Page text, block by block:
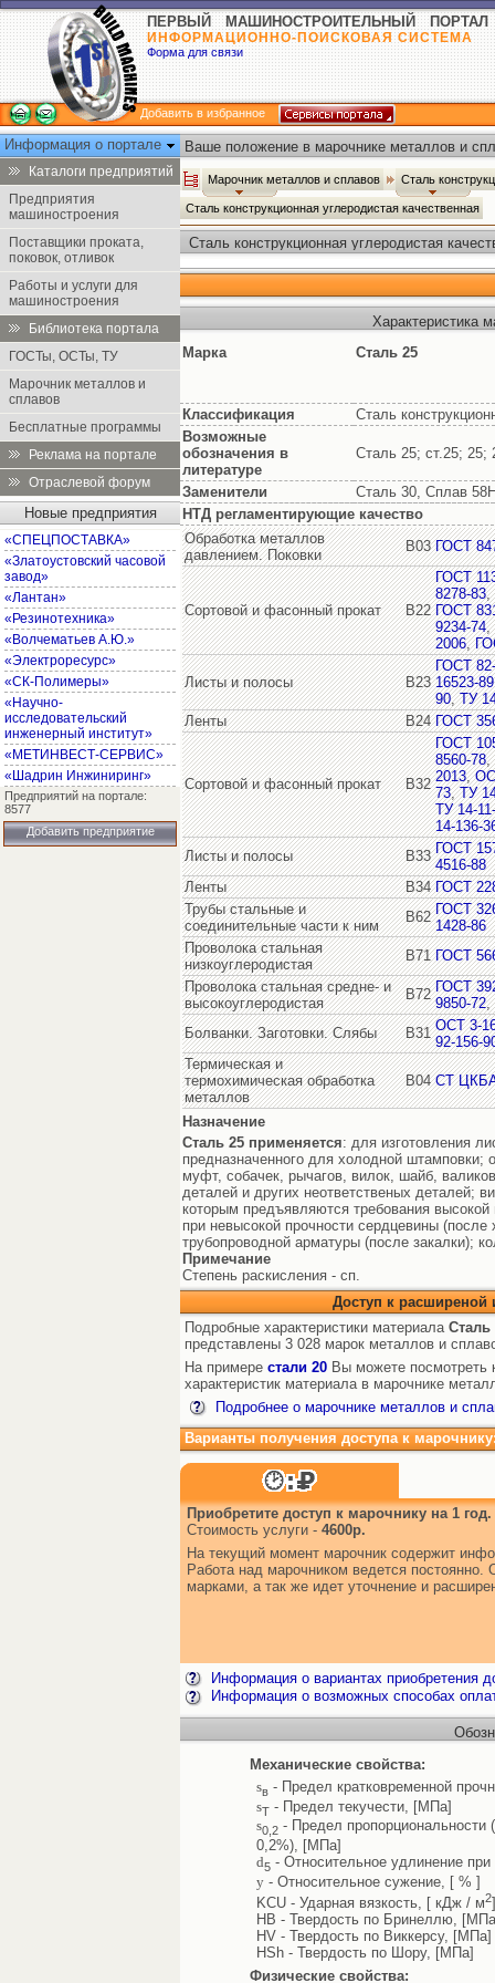
ПЕРВЫЙ МАШИНОСТРОИТЕЛЬНЫЙ ПОРТАЛ
ИНФОРМАЦИОННО-ПОИСКОВАЯ СИСТЕМА
Форма для связи
Добавить в избранное
Информация о портале
Каталоги предприятий
Предприятия
машиностроения
Поставщики проката,
поковок, отливок
Работы и услуги для
машиностроения
Библиотека портала
ГОСТы, ОСТы, ТУ
Марочник металлов и
сплавов
Бесплатные программы
Реклама на портале
Отраслевой форум
Новые предприятия
«СПЕЦПОСТАВКА»
«Златоустовский часовой
завод»
«Лантан»
«Резинотехника»
«Волчематьев А.Ю.»
«Электроресурс»
«СК-Полимеры»
«Научно-
исследовательский
инженерный институт»
«МЕТИНВЕСТ-СЕРВИС»
«Шадрин Инжиниринг»
Предприятий на портале:
8577
Добавить предприятие
Ваше положение в марочнике металлов и
Марочник металлов и сплавов Сталь
Сталь конструкционная углеродистая качественная
Сталь конструкционная углеродистая
Характеристика
Марка
Сталь 25
Классификация
Сталь
Возможные
обозначения в
литературе
Сталь 25; ст.25;
Заменители
Сталь 30, Сплав
НТД регламентирующие качество
Обработка металлов
давлением. Поковки
В03 ГОСТ
Сортовой и фасонный прокат В22
ГОСТ
8278-83,
ГОСТ
9234-74,
2006,
Листы и полосы В23
ГОСТ
16523-89
90,ТУ
Ленты
В24 ГОСТ
Сортовой и фасонный прокат В32
ГОСТ
8560-78,
2013,
73,ТУ
ТУ 14-
14-136-
Листы и полосы
В33 ГОСТ
4516-88
Ленты
В34 ГОСТ
Трубы стальные и
соединительные части к ним
В62 ГОСТ
1428-86
Проволока стальная
низкоуглеродистая
В71 ГОСТ
Проволока стальная средне- и
высокоуглеродистая
В72 ГОСТ
9850-72,
Болванки. Заготовки. Слябы
В31 ОСТ 3-
92-156-
Термическая и
термохимическая обработка
металлов
В04 СТ
Назначение
Сталь 25 применяется: для изготовления
предназначенного для холодной
муфт, собачек, рычагов, вилок, шайб,
деталей и других неответственых деталей;
которым предъявляются требования высокой
при невысокой прочности сердцевины
трубопроводной арматуры (после закалки);
Примечание
Степень раскисления - сп.
Доступ к
Подробные характеристики материала Сталь
представлены 3 028 марок металлов и
На примере стали 20 Вы можете посмотреть
характеристик материала в марочнике
Подробнее о марочнике металлов и
Варианты получения доступа к
Приобретите доступ к марочнику на 1 год.
Стоимость услуги - 4600р.
На текущий момент марочник содержит
Работа над марочником ведется постоянно.
марками, а так же идет уточнение и
Информация о вариантах приобретения
Информация о возможных способах
Механические свойства:
sв - Предел кратковременной
sТ- Предел текучести, [МПа]
s0,2- Предел пропорциональности
0,2%), [МПа]
d5- Относительное удлинение
y- Относительное сужение, [ % ]
KCU - Ударная вязкость, [ кДж / м2]
HB - Твердость по Бринеллю,
HV - Твердость по Виккерсу, [МПа]
HSh - Твердость по Шору, [МПа]
Физические свойства: